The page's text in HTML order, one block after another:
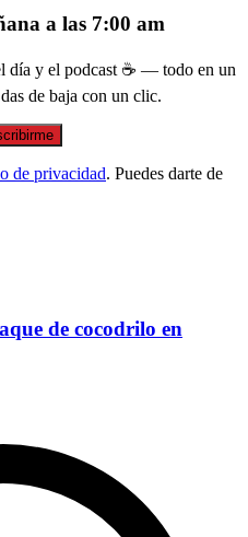
a las 7:00 am
día y el podcast ☕ — todo en un
de baja con un clic.
de privacidad. Puedes darte de
de cocodrilo en